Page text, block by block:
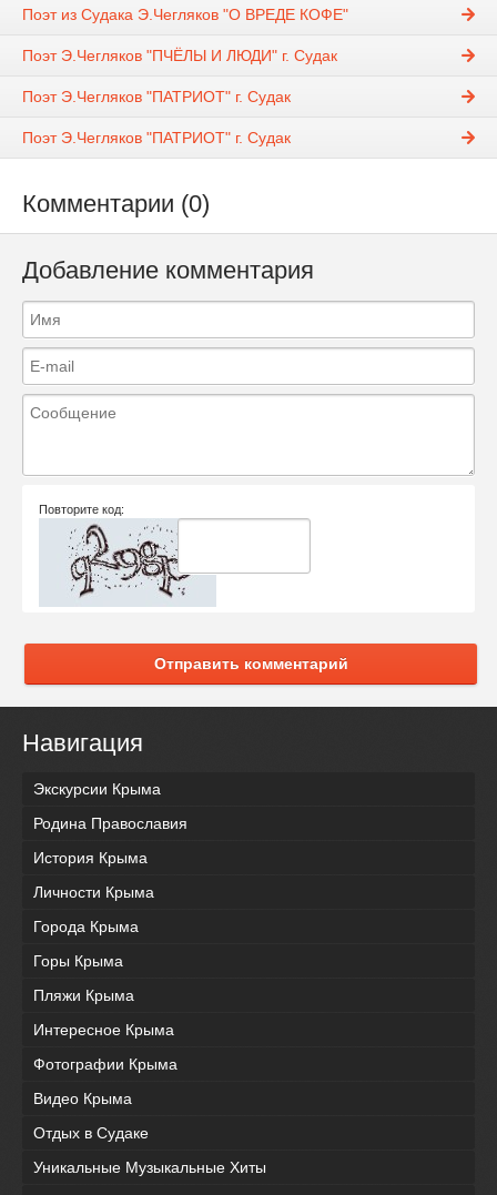
Поэт из Судака Э.Чегляков "О ВРЕДЕ КОФЕ"
Поэт Э.Чегляков "ПЧЁЛЫ И ЛЮДИ" г. Судак
Поэт Э.Чегляков "ПАТРИОТ" г. Судак
Поэт Э.Чегляков "ПАТРИОТ" г. Судак
Комментарии (0)
Добавление комментария
Повторите код:
Отправить комментарий
Навигация
Экскурсии Крыма
Родина Православия
История Крыма
Личности Крыма
Города Крыма
Горы Крыма
Пляжи Крыма
Интересное Крыма
Фотографии Крыма
Видео Крыма
Отдых в Судаке
Уникальные Музыкальные Хиты